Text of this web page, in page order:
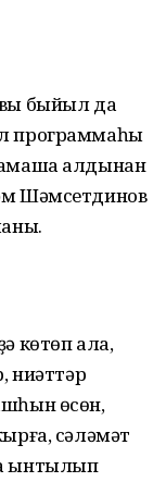
быйыл да
программаһы
алдынан
Шәмсетдинов
көтөп ала,
ниәттәр
өсөн,
сәләмәт
ынтылып